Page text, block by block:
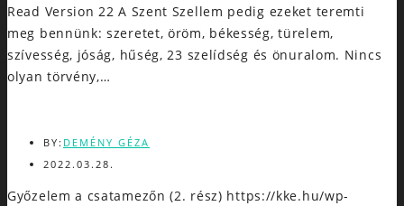
Read Version 22 A Szent Szellem pedig ezeket teremti
meg bennünk: szeretet, öröm, békesség, türelem,
szívesség, jóság, hűség, 23 szelídség és önuralom. Nincs
olyan törvény,…
BY: DEMÉNY GÉZA
2022.03.28.
Győzelem a csatamezőn (2. rész) https://kke.hu/wp-